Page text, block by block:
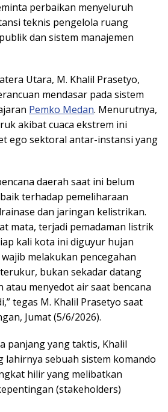
perbaikan menyeluruh
teknis pengelola ruang
dan sistem manajemen
Utara, M. Khalil Prasetyo,
mendasar pada sistem
Pemko Medan. Menurutnya,
akibat cuaca ekstrem ini
ego sektoral antar-instansi yang
daerah saat ini belum
terhadap pemeliharaan
dan jaringan kelistrikan.
mata, terjadi pemadaman listrik
kali kota ini diguyur hujan
melakukan pencegahan
bukan sekadar datang
atau menyedot air saat bencana
tegas M. Khalil Prasetyo saat
Jumat (5/6/2026).
panjang yang taktis, Khalil
lahirnya sebuah sistem komando
hilir yang melibatkan
(stakeholders)